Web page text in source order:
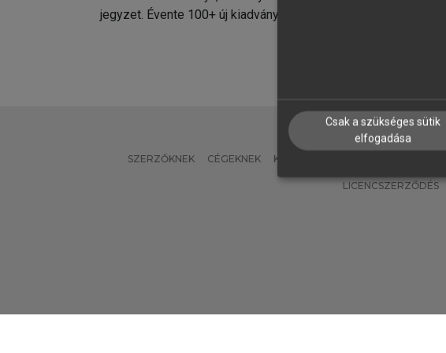
jegyzet. Évente 100+ új kiadvány.
SZERZŐKNEK CÉGEKNEK KÖNYVTÁROSOKNAK
LICENCSZERZŐDÉS
Csak a szükséges sütik
elfogadása